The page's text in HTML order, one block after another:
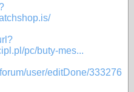
pc/buty-mes...
user/editDone/333276